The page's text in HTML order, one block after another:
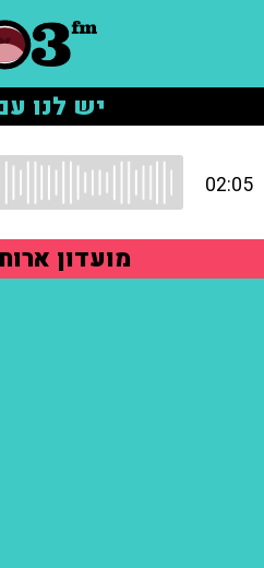
יש לנו
02:05
מועדון